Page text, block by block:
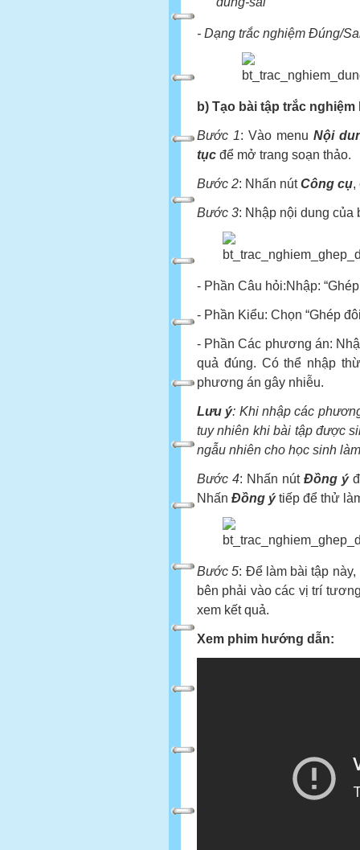
- Dạng trắc nghiệm Đúng/
b) Tạo bài tập trắc nghiệm
Bước 1: Vào menu Nội
tục để mở trang soạn thảo.
Bước 2: Nhấn nútCông cụ,
Bước 3: Nhập nội dung của
- Phần Câu hỏi:Nhập:
- Phần Kiểu: Chọn “Ghép
- Phần Các phương án:
quả đúng. Có thể nhập
phương án gây nhiễu.
Lưu ý: Khi nhập các
tuy nhiên khi bài tập được
ngẫu nhiên cho học sinh
Bước 4: Nhấn nútĐồng ý
Nhấn Đồng ýtiếp để thử
Bước 5: Để làm bài tập
bên phải vào các vị trí
xem kết quả.
Xem phim hướng dẫn: